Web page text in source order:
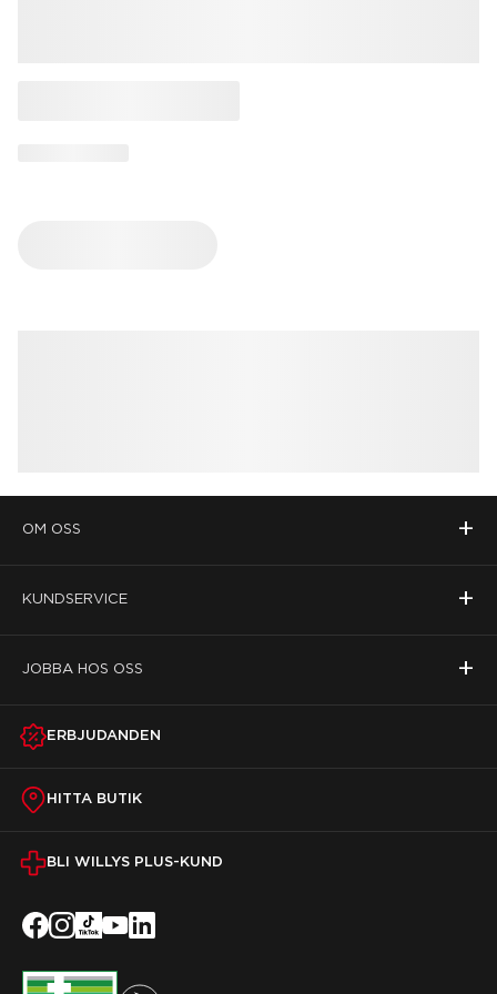
OM OSS +
KUNDSERVICE +
JOBBA HOS OSS +
ERBJUDANDEN
HITTA BUTIK
BLI WILLYS PLUS-KUND